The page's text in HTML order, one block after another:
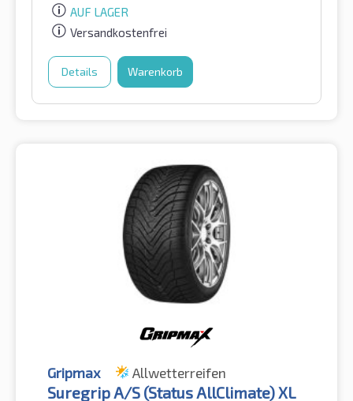
AUF LAGER
Versandkostenfrei
Details Warenkorb
Gripmax Allwetterreifen
Suregrip A/S (Status AllClimate) XL